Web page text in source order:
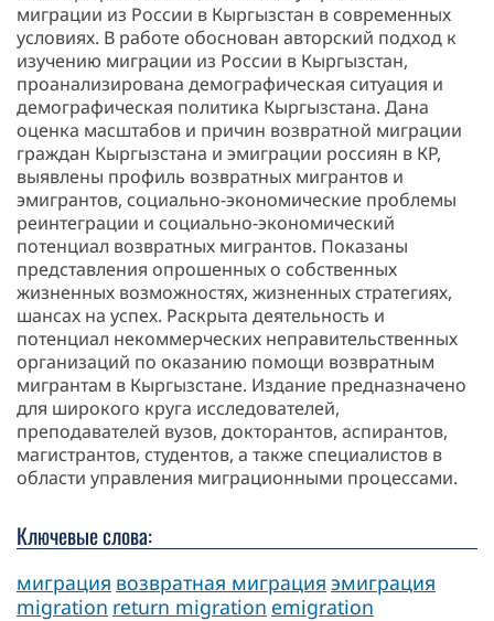
миграции из России в Кыргызстан в современных
условиях. В работе обоснован авторский подход к
изучению миграции из России в Кыргызстан,
проанализирована демографическая ситуация и
демографическая политика Кыргызстана. Дана
оценка масштабов и причин возвратной миграции
граждан Кыргызстана и эмиграции россиян в КР,
выявлены профиль возвратных мигрантов и
эмигрантов, социально-экономические проблемы
реинтеграции и социально-экономический
потенциал возвратных мигрантов. Показаны
представления опрошенных о собственных
жизненных возможностях, жизненных стратегиях,
шансах на успех. Раскрыта деятельность и
потенциал некоммерческих неправительственных
организаций по оказанию помощи возвратным
мигрантам в Кыргызстане. Издание предназначено
для широкого круга исследователей,
преподавателей вузов, докторантов, аспирантов,
магистрантов, студентов, а также специалистов в
области управления миграционными процессами.
Ключевые слова:
миграция возвратная миграция эмиграция
migration return migration emigration